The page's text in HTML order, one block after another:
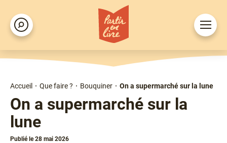
Aller
au
contenu
principal
Rechercher
Ouvrir
le
d'Ariane
Accueil Que faire ? Bouquiner On a supermarché sur la lune
On a supermarché sur la
lune
Publié le 28 mai 2026